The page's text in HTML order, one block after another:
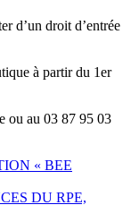
d’un droit d’entrée
à partir du 1er
ou au 03 87 95 03
« BEE
DU RPE,